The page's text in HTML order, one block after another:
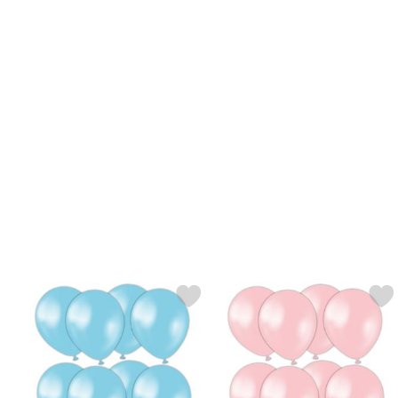
Markér latexballoner Pearl Sky Blue 13 cm 100-pak som favorit
Markér latexballoner Pearl Pink